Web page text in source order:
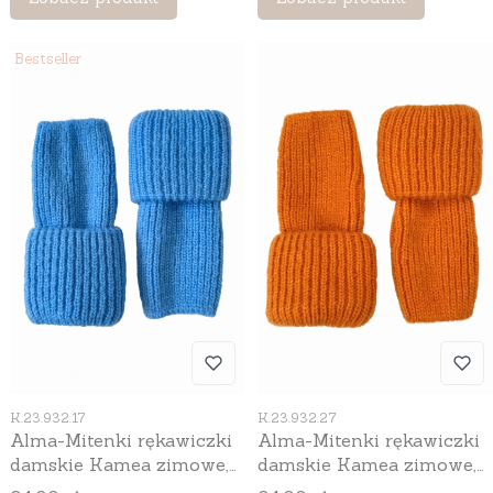
Bestseller
Kod produktu
K.23.932.17
Alma-Mitenki rękawiczki
damskie Kamea zimowe,
bez palców, kolor
Kod produktu
K.23.932.27
Alma-Mitenki rękawiczki
damskie Kamea zimowe,
bez palców, kolor